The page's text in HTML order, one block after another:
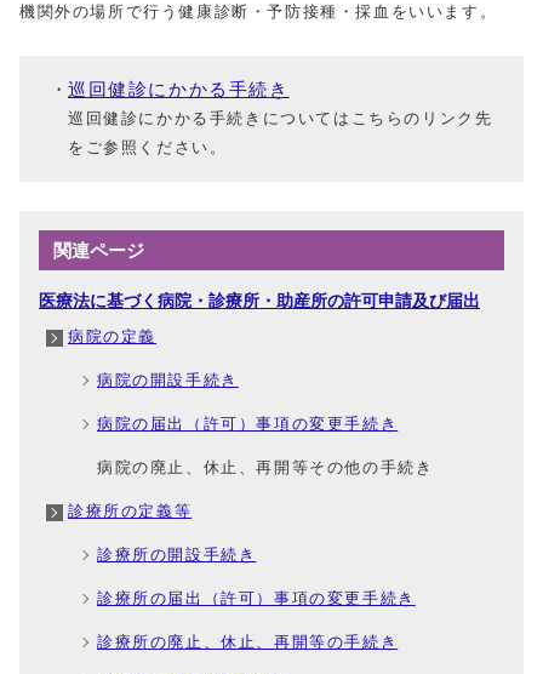
機関外の場所で行う健康診断・予防接種・採血をいいます。
巡回健診にかかる手続き
巡回健診にかかる手続きについてはこちらのリンク先
をご参照ください。
関連ページ
医療法に基づく病院・診療所・助産所の許可申請及び届出
病院の定義
病院の開設手続き
病院の届出（許可）事項の変更手続き
病院の廃止、休止、再開等その他の手続き
診療所の定義等
診療所の開設手続き
診療所の届出（許可）事項の変更手続き
診療所の廃止、休止、再開等の手続き